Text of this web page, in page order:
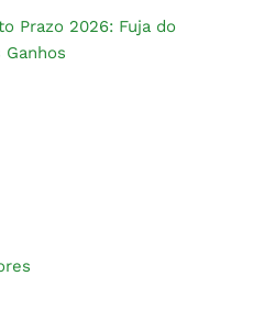
Prazo 2026: Fuja do